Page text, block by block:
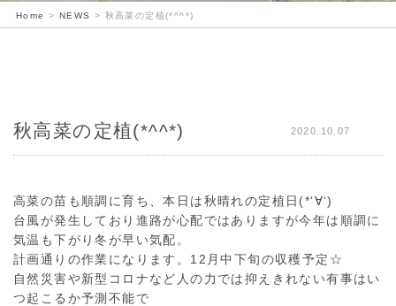
Home > NEWS > 秋高菜の定植(*^^*)
秋高菜の定植(*^^*) 2020.10.07
高菜の苗も順調に育ち、本日は秋晴れの定植日(*‘∀‘)
台風が発生しており進路が心配ではありますが今年は順調に
気温も下がり冬が早い気配。
計画通りの作業になります。12月中下旬の収穫予定☆
自然災害や新型コロナなど人の力では抑えきれない有事はい
つ起こるか予測不能で